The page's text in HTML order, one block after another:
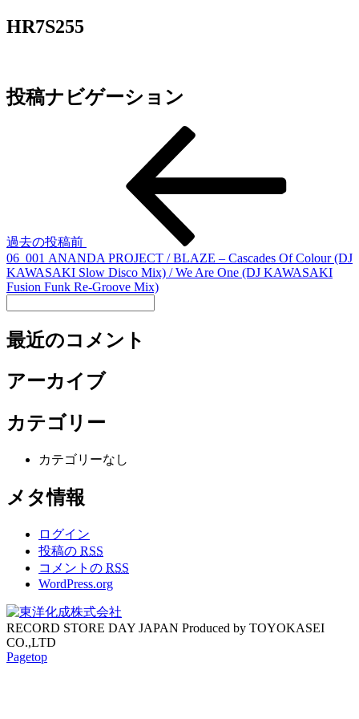
HR7S255
投稿ナビゲーション
過去の投稿前
06_001 ANANDA PROJECT / BLAZE – Cascades Of Colour (DJ
KAWASAKI Slow Disco Mix) / We Are One (DJ KAWASAKI
Fusion Funk Re-Groove Mix)
最近のコメント
アーカイブ
カテゴリー
カテゴリーなし
メタ情報
ログイン
投稿の RSS
コメントの RSS
WordPress.org
RECORD STORE DAY JAPAN Produced by TOYOKASEI
CO.,LTD
Pagetop